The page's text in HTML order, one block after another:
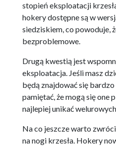
stopień eksploatacji
hokery dostępne są w
siedziskiem, co powoduje,
bezproblemowe.
Drugą kwestią jest
eksploatacja. Jeśli masz
będą znajdować się
pamiętać, że mogą się one
najlepiej unikać
Na co jeszcze warto
na nogi krzesła. Hokery